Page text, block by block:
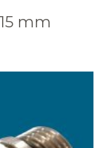
mm